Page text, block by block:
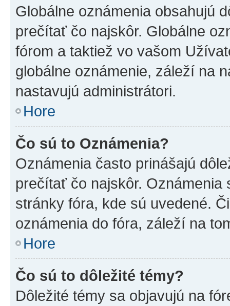
Globálne oznámenia obsahujú
prečítať čo najskôr. Globálne
fórom a taktiež vo vašom
globálne oznámenie, záleží na
nastavujú administrátori.
Hore
Čo sú to Oznámenia?
Oznámenia často prinášajú
prečítať čo najskôr. Oznámenia
stránky fóra, kde sú uvedené.
oznámenia do fóra, záleží na
Hore
Čo sú to dôležité témy?
Dôležité témy sa objavujú na